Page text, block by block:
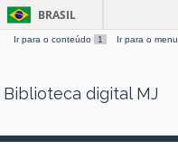
Skip
BRASIL
Ir para o conteúdo 1 Ir para o menu
Biblioteca digital MJ